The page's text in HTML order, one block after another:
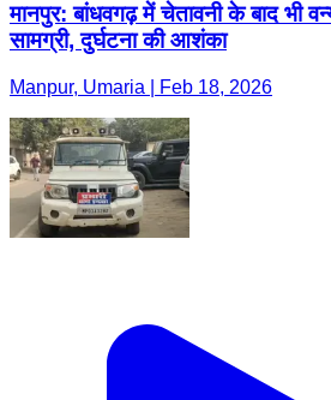
मानपुर: बांधवगढ़ में चेतावनी के बाद भी
सामग्री, दुर्घटना की आशंका
Manpur, Umaria | Feb 18, 2026